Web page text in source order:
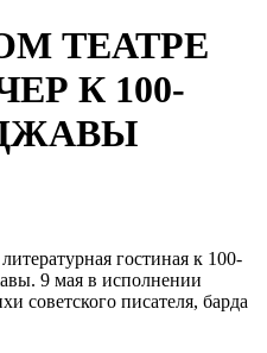
ТЕАТРЕ
К 100-
гостиная к 100-
9 мая в исполнении
советского писателя, барда